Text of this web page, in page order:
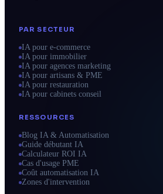
PAR SECTEUR
IA pour e-commerce
IA pour immobilier
IA pour agences marketing
IA pour artisans & PME
IA pour restauration
IA pour cabinets conseil
RESSOURCES
Blog IA & Automatisation
Guide débutant IA
Calculateur ROI IA
Cas d'usage PME
Coût automatisation IA
Zones d'intervention